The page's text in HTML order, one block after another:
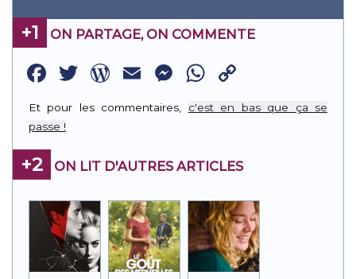
+1 ON PARTAGE, ON COMMENTE
Facebook
Twitter
WordPress
EmailMessenger
WhatsApp
Link
Et pour les commentaires, c'est en bas que ça se
passe !
+2 ON LIT D'AUTRES ARTICLES